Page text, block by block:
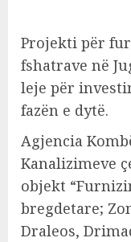
Projekti për
fshatrave në
leje për
fazën e dytë.
Agjencia
Kanalizimeve
objekt
bregdetare;
Draleos,